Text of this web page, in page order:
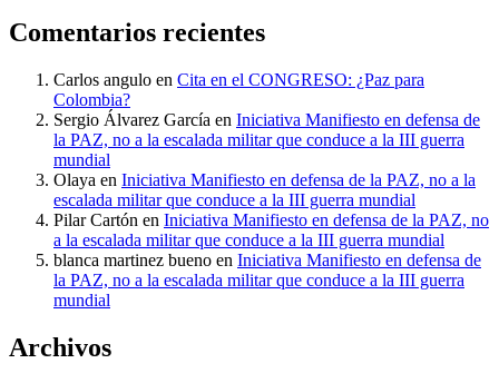
Comentarios recientes
Carlos angulo en Cita en el CONGRESO: ¿Paz para
Colombia?
Sergio Álvarez García en Iniciativa Manifiesto en defensa de
la PAZ, no a la escalada militar que conduce a la III guerra
mundial
Olaya en Iniciativa Manifiesto en defensa de la PAZ, no a la
escalada militar que conduce a la III guerra mundial
Pilar Cartón en Iniciativa Manifiesto en defensa de la PAZ, no
a la escalada militar que conduce a la III guerra mundial
blanca martinez bueno en Iniciativa Manifiesto en defensa de
la PAZ, no a la escalada militar que conduce a la III guerra
mundial
Archivos